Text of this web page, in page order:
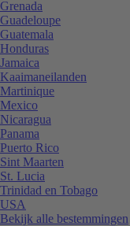
Grenada
Guadeloupe
Guatemala
Honduras
Jamaica
Kaaimaneilanden
Martinique
Mexico
Nicaragua
Panama
Puerto Rico
Sint Maarten
St. Lucia
Trinidad en Tobago
USA
Bekijk alle bestemmingen